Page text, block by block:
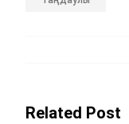
Related Post